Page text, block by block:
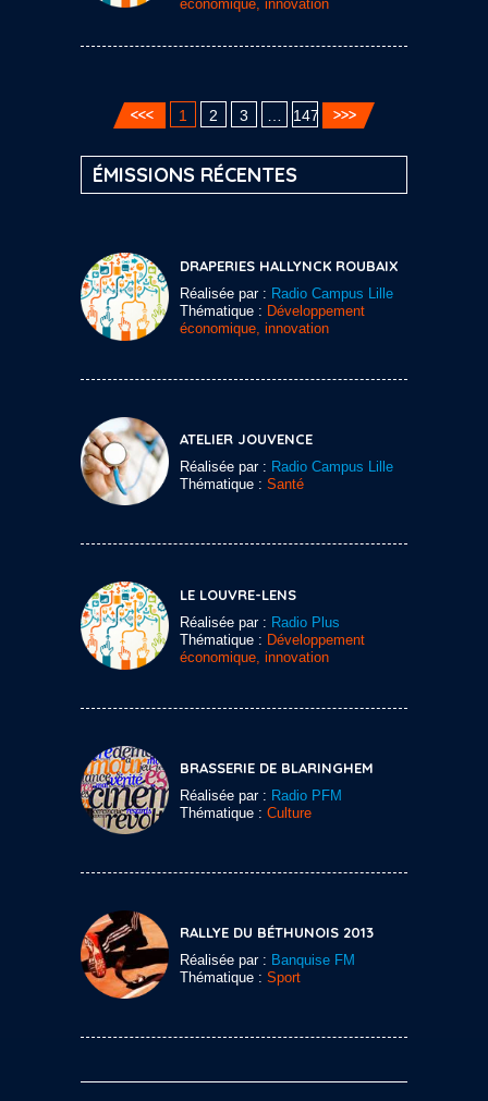
économique, innovation
1 2 3 147
ÉMISSIONS RÉCENTES
DRAPERIES HALLYNCK ROUBAIX
Réalisée par : Radio Campus Lille
Thématique : Développement
économique, innovation
ATELIER JOUVENCE
Réalisée par : Radio Campus Lille
Thématique : Santé
LE LOUVRE-LENS
Réalisée par : Radio Plus
Thématique : Développement
économique, innovation
BRASSERIE DE BLARINGHEM
Réalisée par : Radio PFM
Thématique : Culture
RALLYE DU BÉTHUNOIS 2013
Réalisée par : Banquise FM
Thématique : Sport